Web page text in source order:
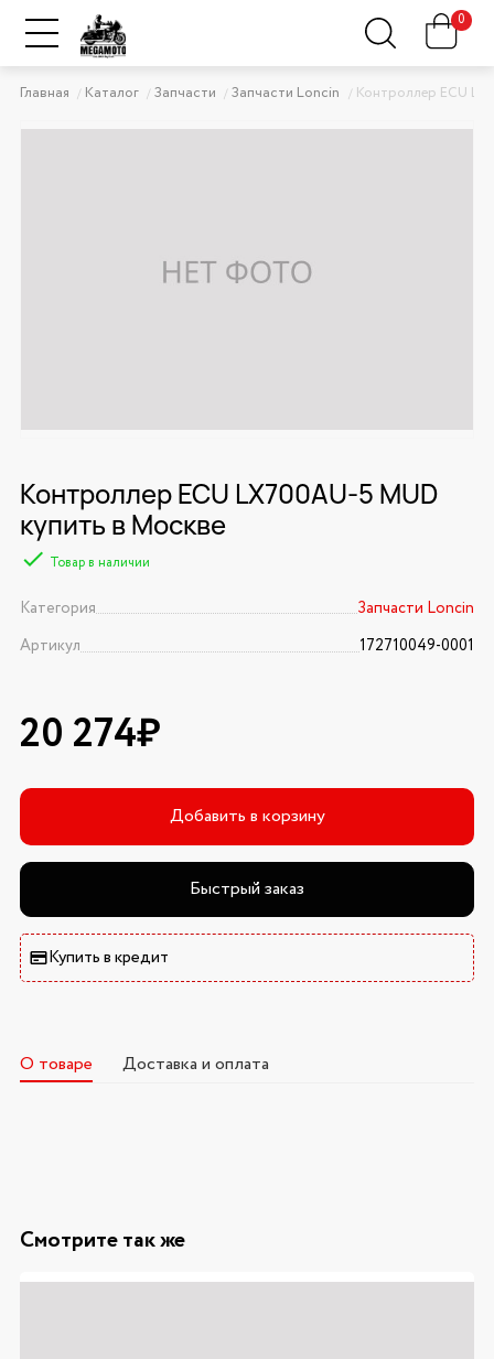
0
Главная Каталог Запчасти Запчасти Loncin Контроллер ECU
Контроллер ECU LX700AU-5 MUD
купить в Москве
Товар в наличии
Категория
Запчасти Loncin
Артикул
172710049-0001
20 274₽
Добавить в корзину
Быстрый заказ
Купить в кредит
О товаре Доставка и оплата
Смотрите так же